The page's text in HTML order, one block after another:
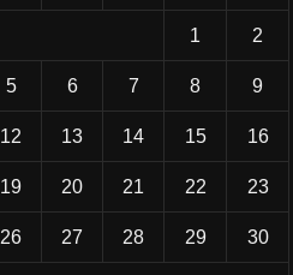
1 2
5 6 7 8 9
12 13 14 15 16
19 20 21 22 23
26 27 28 29 30